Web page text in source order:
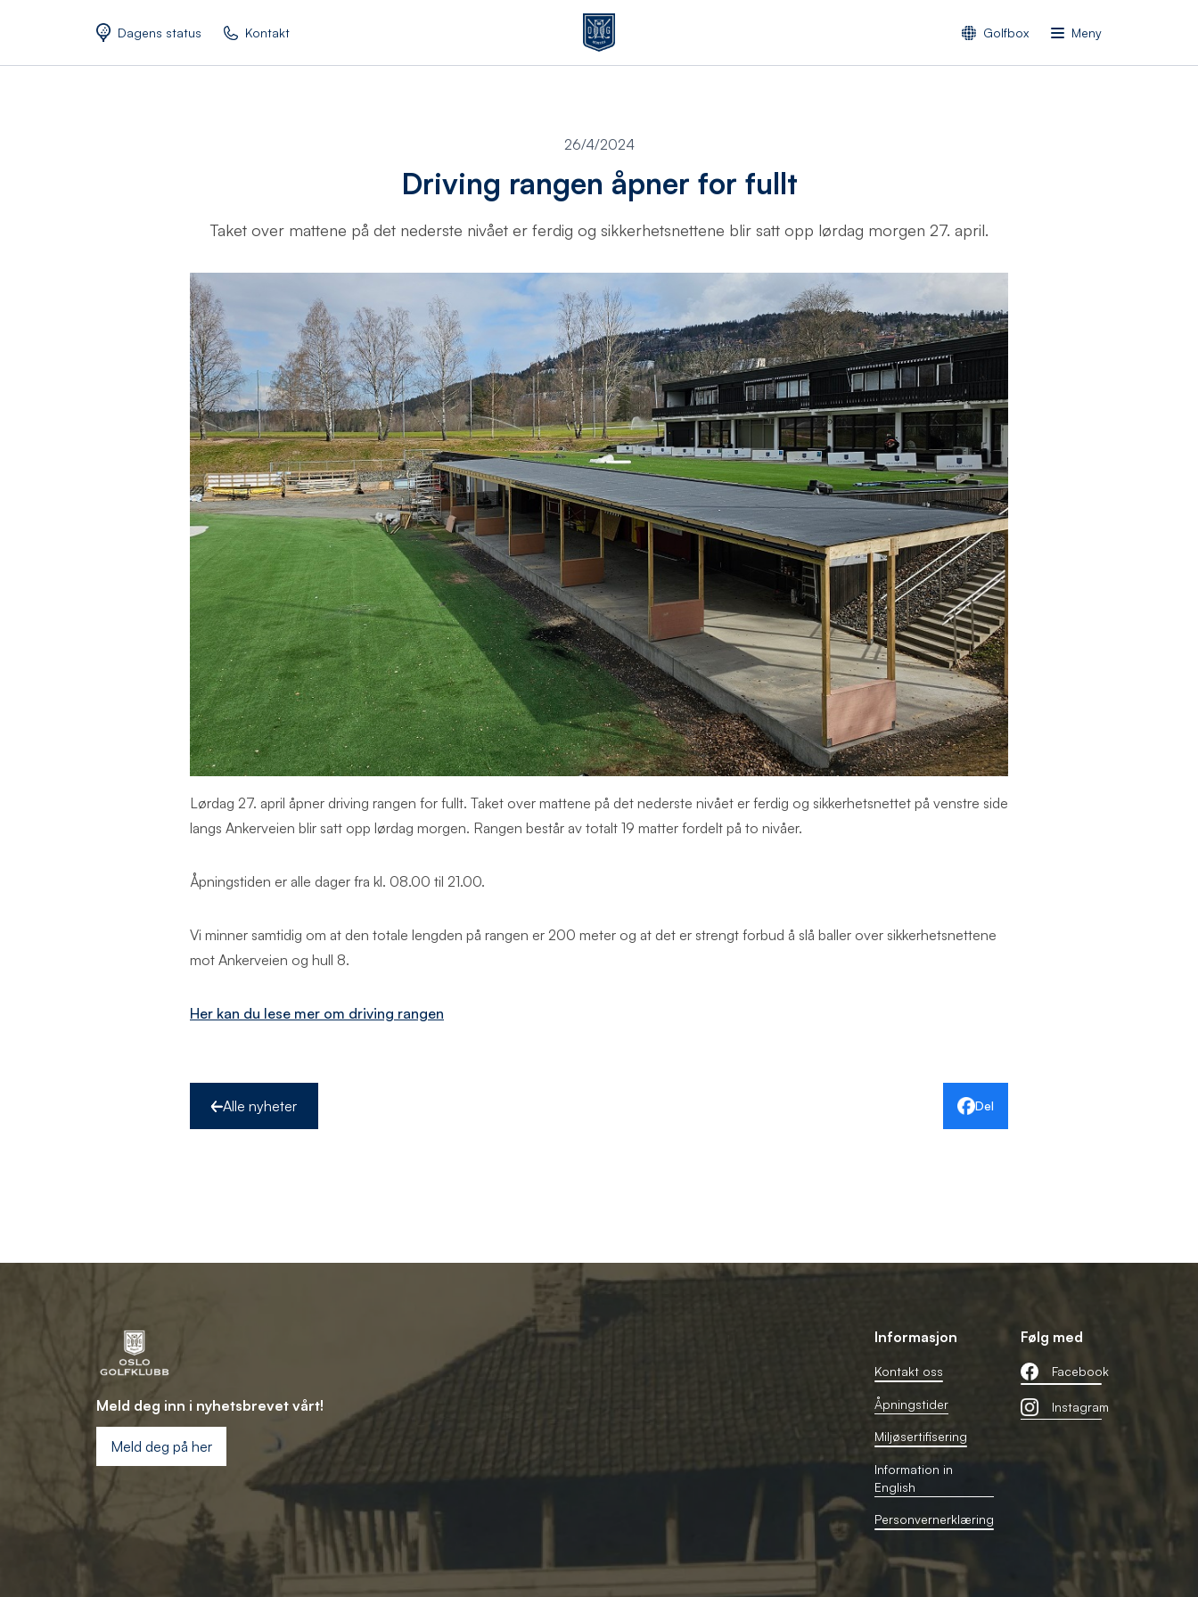
Dagens status Kontakt Golfbox Meny
26/4/2024
Driving rangen åpner for fullt
Taket over mattene på det nederste nivået er ferdig og sikkerhetsnettene blir satt opp lørdag morgen 27. april.
Lørdag 27. april åpner driving rangen for fullt. Taket over mattene på det nederste nivået er ferdig og sikkerhetsnettet på venstre side
langs Ankerveien blir satt opp lørdag morgen. Rangen består av totalt 19 matter fordelt på to nivåer.
Åpningstiden er alle dager fra kl. 08.00 til 21.00.
Vi minner samtidig om at den totale lengden på rangen er 200 meter og at det er strengt forbud å slå baller over sikkerhetsnettene
mot Ankerveien og hull 8.
Her kan du lese mer om driving rangen
Alle nyheter Del
Meld deg inn i nyhetsbrevet vårt!
Meld deg på her
Informasjon
Kontakt oss
Åpningstider
Miljøsertifisering
Information in
English
Personvernerklæring
Følg med
Facebook
Instagram